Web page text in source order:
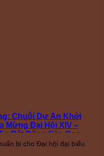
Chuỗi Dự Án Khởi
Mừng Đại Hội XIV –
Bất Động Sản Cao
bị cho Đại hội đại biểu